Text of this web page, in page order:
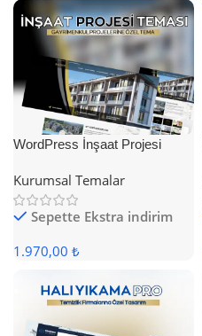
WordPress İnşaat Projesi
Kurumsal Temalar
Sepette Ekstra indirim
1.970,00 ₺